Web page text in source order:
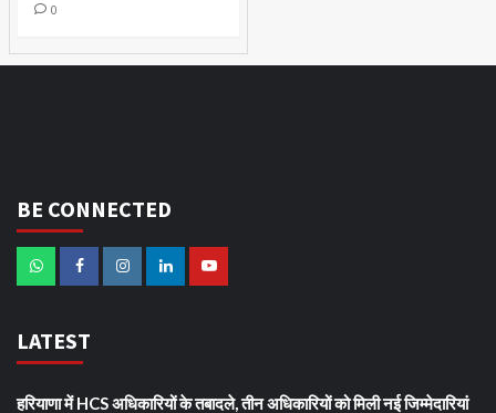
0
BE CONNECTED
LATEST
हरियाणा में HCS अधिकारियों के तबादले, तीन अधिकारियों को मिली नई जिम्मेदारियां